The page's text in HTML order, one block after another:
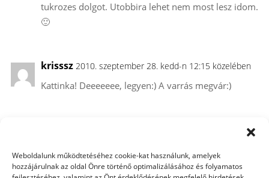
Weboldalunk működtetéséhez cookie-kat használunk, amelyek
hozzájárulnak az oldal Önre történő optimalizálásához és folyamatos
tukrozes dolgot. Utobbira lehet nem most lesz idom.
🙂
krisssz 2010. szeptember 28. kedd-n 12:15 közelében
Kattinka! Deeeeeee, legyen:) A varrás megvár:)
közelében